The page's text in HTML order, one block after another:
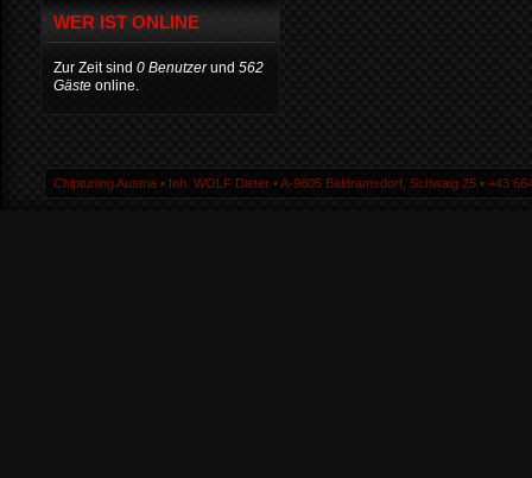
WER IST ONLINE
Zur Zeit sind 0 Benutzerund 562
Gäste online.
Chiptuning Austria ▪ Inh. WOLF Dieter ▪ A-9805 Baldramsdorf, Schwaig 25 ▪ +43